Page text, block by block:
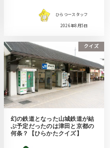
ひらつースタッフ
2026年8月5日
クイズ
幻の鉄道となった山城鉄道が結
ぶ予定だったのは津田と京都の
何条？【ひらかたクイズ】